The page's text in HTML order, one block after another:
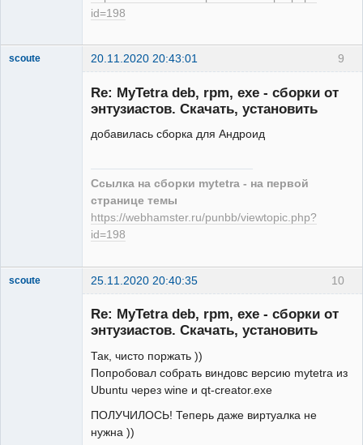
id=198
9
scoute 20.11.2020 20:43:01
Re: MyTetra deb, rpm, exe - сборки от
энтузиастов. Скачать, установить
добавилась сборка для Андроид
Ссылка на сборки mytetra - на первой
странице темы
https://webhamster.ru/punbb/viewtopic.php?
id=198
10
scoute 25.11.2020 20:40:35
Re: MyTetra deb, rpm, exe - сборки от
энтузиастов. Скачать, установить
Так, чисто поржать ))
Попробовал собрать виндовс версию mytetra из
Ubuntu через wine и qt-creator.exe
ПОЛУЧИЛОСЬ! Теперь даже виртуалка не
нужна ))